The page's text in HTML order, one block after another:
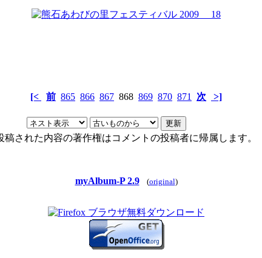
[< 前 865 866 867 868 869 870 871 次 >]
稿された内容の著作権はコメントの投稿者に帰属します。
myAlbum-P 2.9 (original)